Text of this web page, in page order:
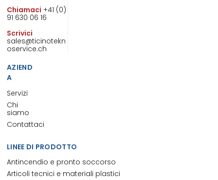
Chiamaci +41 (0)
91 630 06 16
Scrivici
sales@ticinotekn
oservice.ch
AZIEND
A
Servizi
Chi
siamo
Contattaci
LINEE DI PRODOTTO
Antincendio e pronto soccorso
Articoli tecnici e materiali plastici